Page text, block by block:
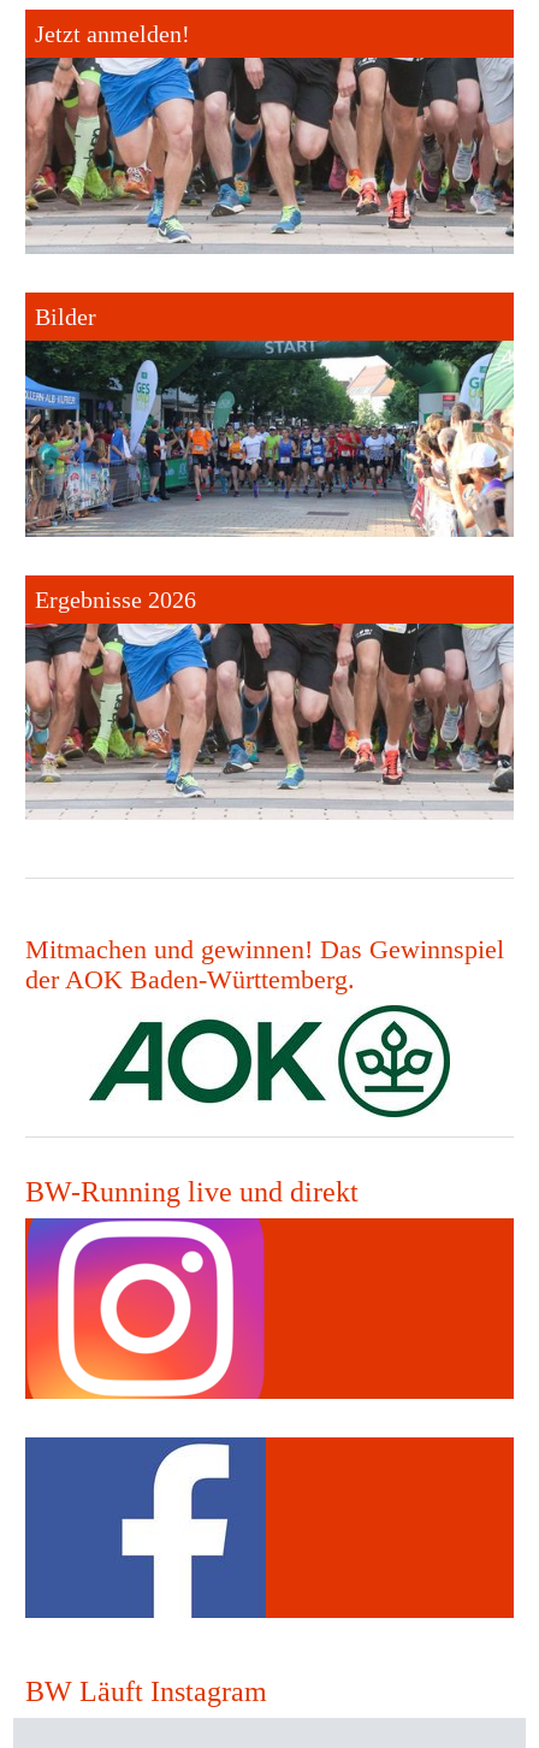
Jetzt anmelden!
Bilder
Ergebnisse 2026
Mitmachen und gewinnen! Das Gewinnspiel
der AOK Baden-Württemberg.
BW-Running live und direkt
BW Läuft Instagram